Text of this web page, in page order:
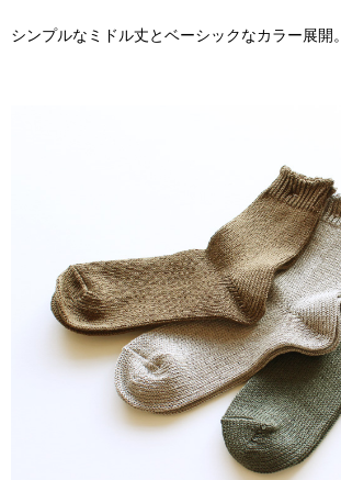
シンプルなミドル丈とベーシックなカラー展開。